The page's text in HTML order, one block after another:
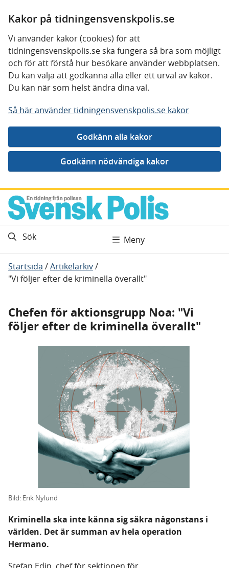
Kakor på tidningensvenskpolis.se
Vi använder kakor (cookies) för att
tidningensvenskpolis.se ska fungera så bra som möjligt
och för att förstå hur besökare använder webbplatsen.
Du kan välja att godkänna alla eller ett urval av kakor.
Du kan när som helst ändra dina val.
Så här använder tidningensvenskpolis.se kakor
Gå direkt till innehåll
Sök Meny
Startsida /Artikelarkiv/
"Vi följer efter de kriminella överallt"
Chefen för aktionsgrupp Noa: "Vi
följer efter de kriminella överallt"
Bild: Erik Nylund
Kriminella ska inte känna sig säkra någonstans i
världen. Det är summan av hela operation
Hermano.